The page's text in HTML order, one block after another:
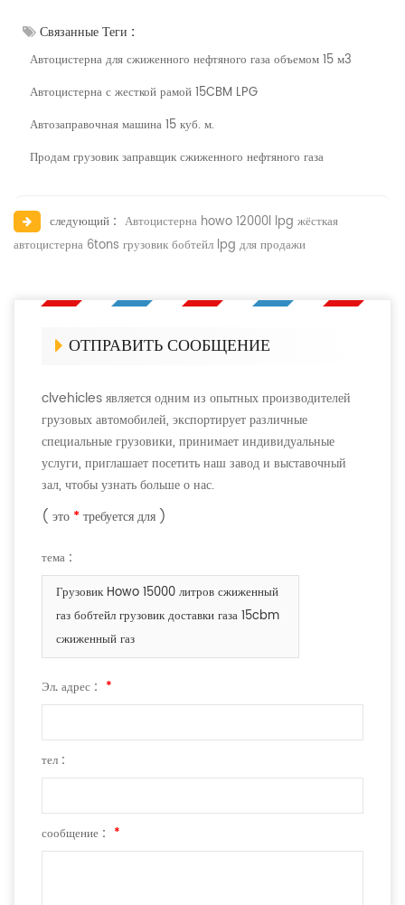
Связанные Теги :
Автоцистерна для сжиженного нефтяного газа объемом 15 м3
Автоцистерна с жесткой рамой 15CBM LPG
Автозаправочная машина 15 куб. м.
Продам грузовик заправщик сжиженного нефтяного газа
следующий : Автоцистерна howo 12000l lpg жёсткая
автоцистерна 6tons грузовик бобтейл lpg для продажи
ОТПРАВИТЬ СООБЩЕНИЕ
clvehicles является одним из опытных производителей
грузовых автомобилей, экспортирует различные
специальные грузовики, принимает индивидуальные
услуги, приглашает посетить наш завод и выставочный
зал, чтобы узнать больше о нас.
( это * требуется для )
тема :
Грузовик Howo 15000 литров сжиженный
газ бобтейл грузовик доставки газа 15cbm
сжиженный газ
Эл. адрес : *
тел :
сообщение : *